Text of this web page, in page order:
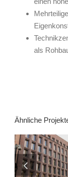
als
Ähnliche
JOHANN